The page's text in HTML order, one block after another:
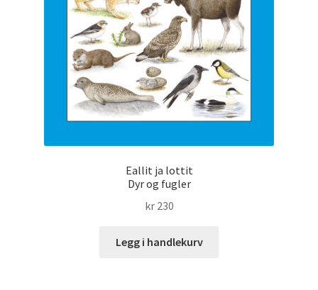
Eallit ja lottit
Dyr og fugler
kr230
Legg i handlekurv